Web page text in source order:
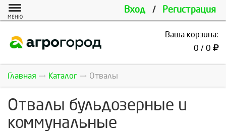
Вход / Регистрация
МЕНЮ
Ваша корзина:
0 / 0
Главная Каталог Отвалы
Отвалы бульдозерные и
коммунальные